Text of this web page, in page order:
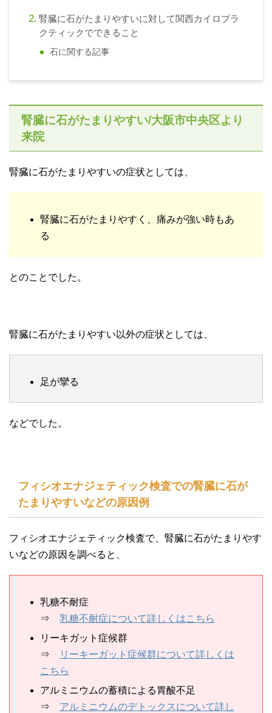
腎臓に石がたまりやすいに対して関西カイロプラ
クティックでできること
石に関する記事
腎臓に石がたまりやすい/大阪市中央区より
来院
腎臓に石がたまりやすいの症状としては、
腎臓に石がたまりやすく、痛みが強い時もあ
る
とのことでした。
腎臓に石がたまりやすい以外の症状としては、
足が攣る
などでした。
フィシオエナジェティック検査での腎臓に石が
たまりやすいなどの原因例
フィシオエナジェティック検査で、腎臓に石がたまりやす
いなどの原因を調べると、
乳糖不耐症
⇒ 乳糖不耐症について詳しくはこちら
リーキガット症候群
⇒
リーキーガット症候群について詳しくは
こちら
アルミニウムの蓄積による胃酸不足
⇒ アルミニウムのデトックスについて詳し